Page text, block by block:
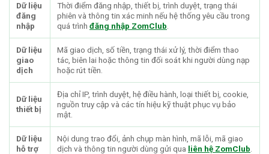
Dữ liệu
đăng
nhập
Thời điểm đăng nhập, thiết bị, trình duyệt, trạng thái
phiên và thông tin xác minh nếu hệ thống yêu cầu trong
quá trình đăng nhập ZomClub
Dữ liệu
giao
dịch
Mã giao dịch, số tiền, trạng thái xử lý, thời điểm thao
tác, biên lai hoặc thông tin đối soát khi người dùng nạp
hoặc rút tiền.
Dữ liệu
thiết bị
Địa chỉ IP, trình duyệt, hệ điều hành, loại thiết bị, cookie,
nguồn truy cập và các tín hiệu kỹ thuật phục vụ bảo
mật.
Dữ liệu
hỗ trợ
Nội dung trao đổi, ảnh chụp màn hình, mã lỗi, mã giao
dịch và thông tin người dùng gửi qua liên hệ ZomClub